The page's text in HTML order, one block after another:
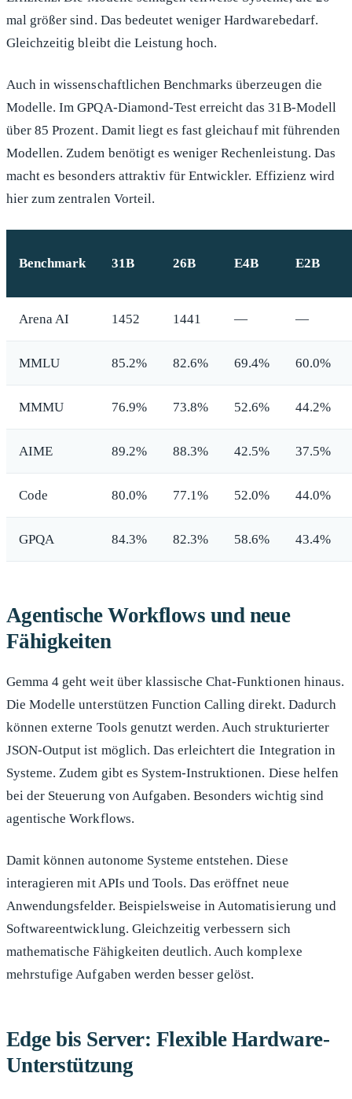
mal größer sind. Das bedeutet weniger Hardwarebedarf.
Gleichzeitig bleibt die Leistung hoch.
Auch in wissenschaftlichen Benchmarks überzeugen die
Modelle. Im GPQA-Diamond-Test erreicht das 31B-Modell
über 85 Prozent. Damit liegt es fast gleichauf mit führenden
Modellen. Zudem benötigt es weniger Rechenleistung. Das
macht es besonders attraktiv für Entwickler. Effizienz wird
hier zum zentralen Vorteil.
Benchmark 31B 26B E4B E2B
Arena AI 1452 1441 — —
MMLU 85.2% 82.6% 69.4% 60.0%
MMMU 76.9% 73.8% 52.6% 44.2%
AIME 89.2% 88.3% 42.5% 37.5%
Code 80.0% 77.1% 52.0% 44.0%
GPQA 84.3% 82.3% 58.6% 43.4%
Agentische Workflows und neue
Fähigkeiten
Gemma 4 geht weit über klassische Chat-Funktionen hinaus.
Die Modelle unterstützen Function Calling direkt. Dadurch
können externe Tools genutzt werden. Auch strukturierter
JSON-Output ist möglich. Das erleichtert die Integration in
Systeme. Zudem gibt es System-Instruktionen. Diese helfen
bei der Steuerung von Aufgaben. Besonders wichtig sind
agentische Workflows.
Damit können autonome Systeme entstehen. Diese
interagieren mit APIs und Tools. Das eröffnet neue
Anwendungsfelder. Beispielsweise in Automatisierung und
Softwareentwicklung. Gleichzeitig verbessern sich
mathematische Fähigkeiten deutlich. Auch komplexe
mehrstufige Aufgaben werden besser gelöst.
Edge bis Server: Flexible Hardware-
Unterstützung